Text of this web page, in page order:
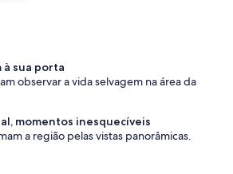
Parte interna
s
l
à sua porta
observar a vida selvagem na área da
momentos inesquecíveis
a região pelas vistas panorâmicas.